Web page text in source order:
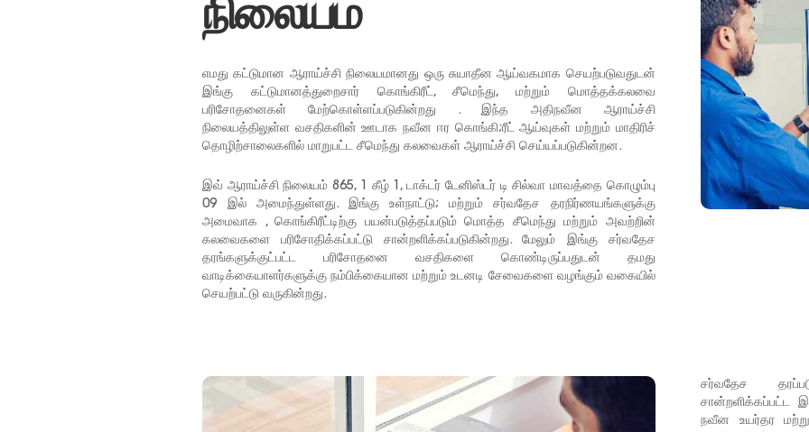
நிலையம்
எமது கட்டுமான ஆராய்ச்சி நிலையமானது ஒரு சுயாதீன ஆய்வகமாக செயற்படுவதுடன்
இங்கு கட்டுமானத்துறைசார் கொங்கிரீட், சீமெந்து, மற்றும் மொத்தக்கலவை
பரிசோதனைகள் மேற்கொள்ளப்படுகின்றது . இந்த அதிநவீன ஆராய்ச்சி
நிலையத்திலுள்ள வசதிகளின் ஊடாக நவீன ஈர கொங்கி;ரீட் ஆய்வுகள் மற்றும் மாதிரிச்
தொழிற்சாலைகளில் மாறுபட்ட சீமெந்து கலவைகள் ஆராய்ச்சி செய்யப்படுகின்றன.
இவ் ஆராய்ச்சி நிலையம் 865, 1 கீழ் 1, டாக்டர் டேனிஸ்டர் டி சில்வா மாவத்தை கொழும்பு
09 இல் அமைந்துள்ளது. இங்கு உள்நாட்டு; மற்றும் சர்வதேச தரநிர்ணயங்களுக்கு
அமைவாக , கொங்கிரீட்டிற்கு பயன்படுத்தப்படும் மொத்த சீமெந்து மற்றும் அவற்றின்
கலவைகளை பரிசோதிக்கப்பட்டு சான்றளிக்கப்படுகின்றது. மேலும் இங்கு சர்வதேச
தரங்களுக்குட்பட்ட பரிசோதனை வசதிகளை கொண்டிருப்பதுடன் தமது
வாடிக்கையாளர்களுக்கு நம்பிக்கையான மற்றும் உடனடி சேவைகளை வழங்கும் வகையில்
செயற்பட்டு வருகின்றது.
சர்வதேச
சான்றளிக்கப்பட்ட
நவீன உயர்தர